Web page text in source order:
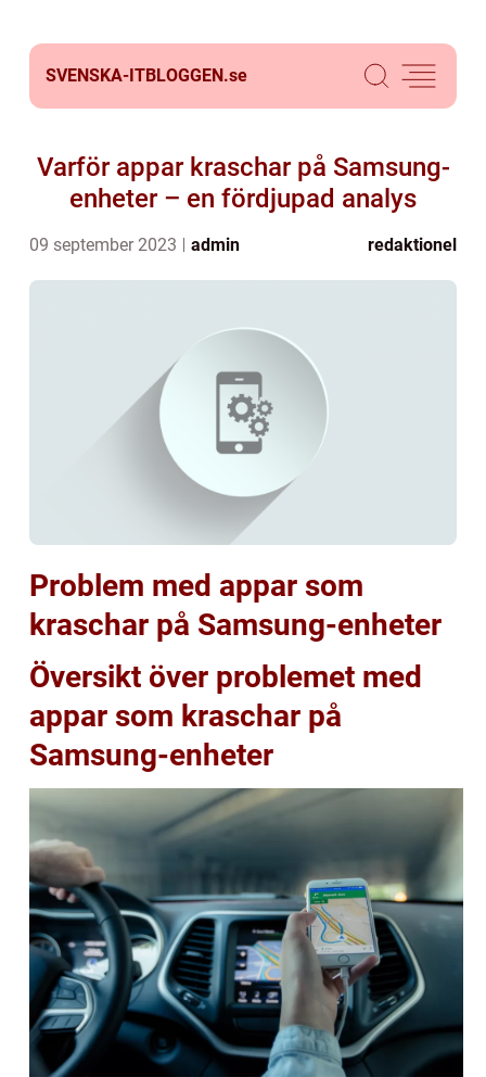
SVENSKA-ITBLOGGEN.se
Varför appar kraschar på Samsung-
enheter – en fördjupad analys
09 september 2023 admin redaktionel
Problem med appar som
kraschar på Samsung-enheter
Översikt över problemet med
appar som kraschar på
Samsung-enheter